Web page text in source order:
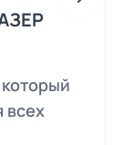
всех